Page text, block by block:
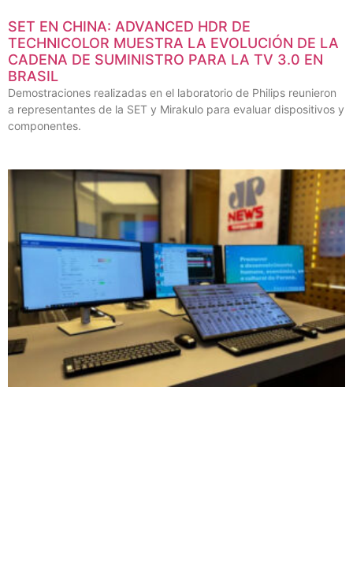
SET EN CHINA: ADVANCED HDR DE
TECHNICOLOR MUESTRA LA EVOLUCIÓN DE LA
CADENA DE SUMINISTRO PARA LA TV 3.0 EN
BRASIL
Demostraciones realizadas en el laboratorio de Philips reunieron
a representantes de la SET y Mirakulo para evaluar dispositivos y
componentes.